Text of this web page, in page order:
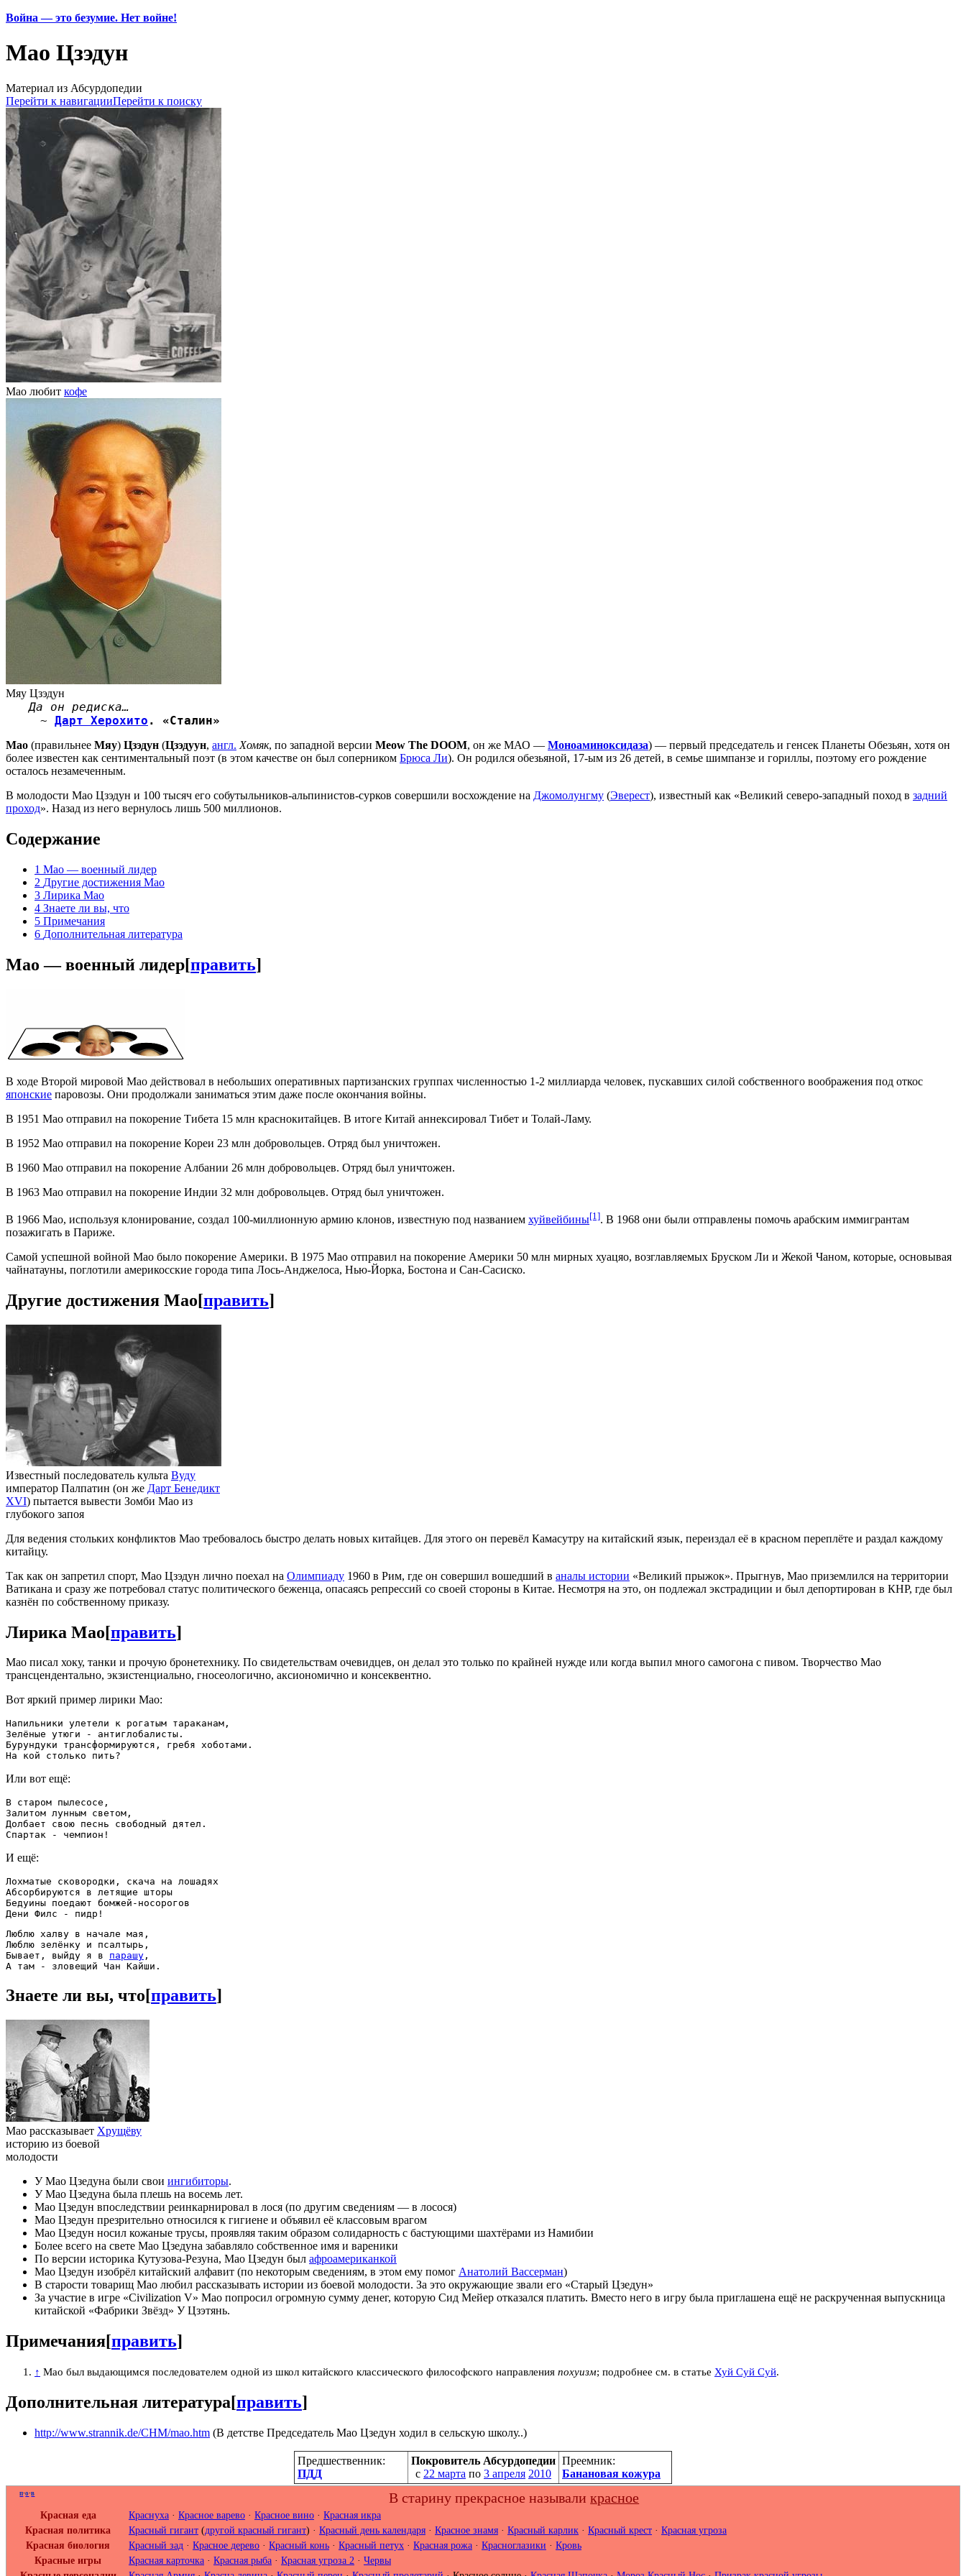
Война — это безумие. Нет войне!
Мао Цзэдун
Материал из Абсурдопедии
Перейти к навигацииПерейти к поиску
Мао любит кофе
Мяу Цзэдун
Да он редиска…
~ Дарт Херохито . «Сталин»
Мао (правильнее Мяу) Цзэдун (Цзэдуун, англ. Хомяк, по западной версии Meow The DOOM, он же МАО — Моноаминоксидаза) — первый председатель и генсек Планеты Обезьян, хотя он
более известен как сентиментальный поэт (в этом качестве он был соперником Брюса Ли). Он родился обезьяной, 17-ым из 26 детей, в семье шимпанзе и гориллы, поэтому его рождение
осталось незамеченным.
В молодости Мао Цзэдун и 100 тысяч его собутыльников-альпинистов-сурков совершили восхождение на Джомолунгму (Эверест), известный как «Великий северо-западный поход в задний
проход». Назад из него вернулось лишь 500 миллионов.
Содержание
1 Мао — военный лидер
2 Другие достижения Мао
3 Лирика Мао
4 Знаете ли вы, что
5 Примечания
6 Дополнительная литература
Мао — военный лидер[править]
В ходе Второй мировой Мао действовал в небольших оперативных партизанских группах численностью 1-2 миллиарда человек, пускавших силой собственного воображения под откос
японские паровозы. Они продолжали заниматься этим даже после окончания войны.
В 1951 Мао отправил на покорение Тибета 15 млн краснокитайцев. В итоге Китай аннексировал Тибет и Толай-Ламу.
В 1952 Мао отправил на покорение Кореи 23 млн добровольцев. Отряд был уничтожен.
В 1960 Мао отправил на покорение Албании 26 млн добровольцев. Отряд был уничтожен.
В 1963 Мао отправил на покорение Индии 32 млн добровольцев. Отряд был уничтожен.
В 1966 Мао, используя клонирование, создал 100-миллионную армию клонов, известную под названием хуйвейбины[1]. В 1968 они были отправлены помочь арабским иммигрантам
позажигать в Париже.
Самой успешной войной Мао было покорение Америки. В 1975 Мао отправил на покорение Америки 50 млн мирных хуацяо, возглавляемых Бруском Ли и Жекой Чаном, которые, основывая
чайнатауны, поглотили америкосские города типа Лось-Анджелоса, Нью-Йорка, Бостона и Сан-Сасиско.
Другие достижения Мао[править]
Известный последователь культа Вуду
император Палпатин (он же Дарт Бенедикт
XVI) пытается вывести Зомби Мао из
глубокого запоя
Для ведения стольких конфликтов Мао требовалось быстро делать новых китайцев. Для этого он перевёл Камасутру на китайский язык, переиздал её в красном переплёте и раздал каждому
китайцу.
Так как он запретил спорт, Мао Цзэдун лично поехал на Олимпиаду 1960 в Рим, где он совершил вошедший в аналы истории «Великий прыжок». Прыгнув, Мао приземлился на территории
Ватикана и сразу же потребовал статус политического беженца, опасаясь репрессий со своей стороны в Китае. Несмотря на это, он подлежал экстрадиции и был депортирован в КНР, где был
казнён по собственному приказу.
Лирика Мао[править]
Мао писал хоку, танки и прочую бронетехнику. По свидетельствам очевидцев, он делал это только по крайней нужде или когда выпил много самогона с пивом. Творчество Мао
трансцендентально, экзистенциально, гносеологично, аксиономично и консеквентно.
Вот яркий пример лирики Мао:
Напильники улетели к рогатым тараканам,
Зелёные утюги - антиглобалисты.
Бурундуки трансформируются, гребя хоботами.
Или вот ещё:
В старом пылесосе,
Залитом лунным светом,
Долбает свою песнь свободный дятел.
И ещё:
Лохматые сковородки, скача на лошадях
Абсорбируются в летящие шторы
Бедуины поедают бомжей-носорогов
Люблю халву в начале мая,
Люблю зелёнку и псалтырь,
Бывает, выйду я в парашу ,
Знаете ли вы, что[править]
Мао рассказывает Хрущёву
историю из боевой
молодости
У Мао Цзедуна были свои ингибиторы.
У Мао Цзедуна была плешь на восемь лет.
Мао Цзедун впоследствии реинкарнировал в лося (по другим сведениям — в лосося)
Мао Цзедун презрительно относился к гигиене и объявил её классовым врагом
Мао Цзедун носил кожаные трусы, проявляя таким образом солидарность с бастующими шахтёрами из Намибии
Более всего на свете Мао Цзедуна забавляло собственное имя и вареники
По версии историка Кутузова-Резуна, Мао Цзедун был афроамериканкой
Мао Цзедун изобрёл китайский алфавит (по некоторым сведениям, в этом ему помог Анатолий Вассерман)
В старости товарищ Мао любил рассказывать истории из боевой молодости. За это окружающие звали его «Старый Цзедун»
За участие в игре «Civilization V» Мао попросил огромную сумму денег, которую Сид Мейер отказался платить. Вместо него в игру была приглашена ещё не раскрученная выпускница
китайской «Фабрики Звёзд» У Цзэтянь.
Примечания[править]
↑ Мао был выдающимся последователем одной из школ китайского классического философского направления похуизм; подробнее см. в статье Хуй Суй Суй.
Дополнительная литература[править]
http://www.strannik.de/CHM/mao.htm (В детстве Председатель Мао Цзедун ходил в сельскую школу..)
Предшественник:
ПДД
Покровитель Абсурдопедии
с 22 марта по 3 апреля 2010
Преемник:
Банановая кожура
п·о·в В старину прекрасное называликрасное
Красная еда Краснуха · Красное варево · Красное вино · Красная икра
Красная политика
Красный гигант (другой красный гигант) · Красный день календаря · Красное знамя · Красный карлик · Красный крест · Красная угроза
Красная биология
Красный зад · Красное дерево · Красный конь · Красный петух · Красная рожа · Красноглазики · Кровь
Красные игры
Красная карточка · Красная рыба · Красная угроза 2 · Червы